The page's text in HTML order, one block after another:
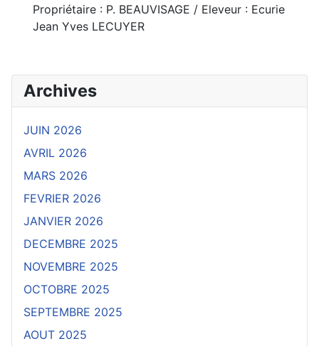
Propriétaire : P. BEAUVISAGE / Eleveur : Ecurie
Jean Yves LECUYER
Archives
JUIN 2026
AVRIL 2026
MARS 2026
FEVRIER 2026
JANVIER 2026
DECEMBRE 2025
NOVEMBRE 2025
OCTOBRE 2025
SEPTEMBRE 2025
AOUT 2025